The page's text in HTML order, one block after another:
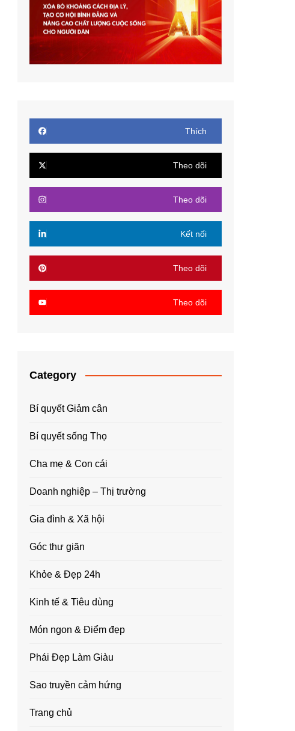
Thích
Theo dõi
Theo dõi
Kết nối
Theo dõi
Theo dõi
Category
Bí quyết Giảm cân
Bí quyết sống Thọ
Cha mẹ & Con cái
Doanh nghiệp – Thị trường
Gia đình & Xã hội
Góc thư giãn
Khỏe & Đẹp 24h
Kinh tế & Tiêu dùng
Món ngon & Điểm đẹp
Phái Đẹp Làm Giàu
Sao truyền cảm hứng
Trang chủ